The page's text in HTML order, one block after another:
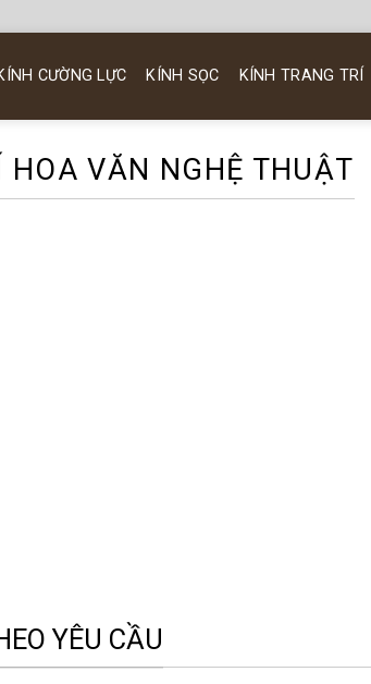
CƯỜNG LỰC KÍNH SỌC KÍNH TRANG TRÍ
VĂN NGHỆ THUẬT
YÊU CẦU